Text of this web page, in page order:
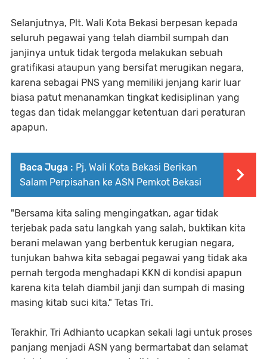
Selanjutnya, Plt. Wali Kota Bekasi berpesan kepada
seluruh pegawai yang telah diambil sumpah dan
janjinya untuk tidak tergoda melakukan sebuah
gratifikasi ataupun yang bersifat merugikan negara,
karena sebagai PNS yang memiliki jenjang karir luar
biasa patut menanamkan tingkat kedisiplinan yang
tegas dan tidak melanggar ketentuan dari peraturan
apapun.
Baca Juga : Pj. Wali Kota Bekasi Berikan
Salam Perpisahan ke ASN Pemkot Bekasi
"Bersama kita saling mengingatkan, agar tidak
terjebak pada satu langkah yang salah, buktikan kita
berani melawan yang berbentuk kerugian negara,
tunjukan bahwa kita sebagai pegawai yang tidak aka
pernah tergoda menghadapi KKN di kondisi apapun
karena kita telah diambil janji dan sumpah di masing
masing kitab suci kita." Tetas Tri.
Terakhir, Tri Adhianto ucapkan sekali lagi untuk proses
panjang menjadi ASN yang bermartabat dan selamat